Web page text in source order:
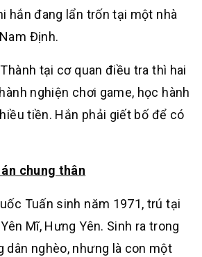
hắn đang lẩn trốn tại một nhà
Định.
tại cơ quan điều tra thì hai
nghiện chơi game, học hành
tiền. Hắn phải giết bố để có
chung thân
Tuấn sinh năm 1971, trú tại
Mĩ, Hưng Yên. Sinh ra trong
dân nghèo, nhưng là con một